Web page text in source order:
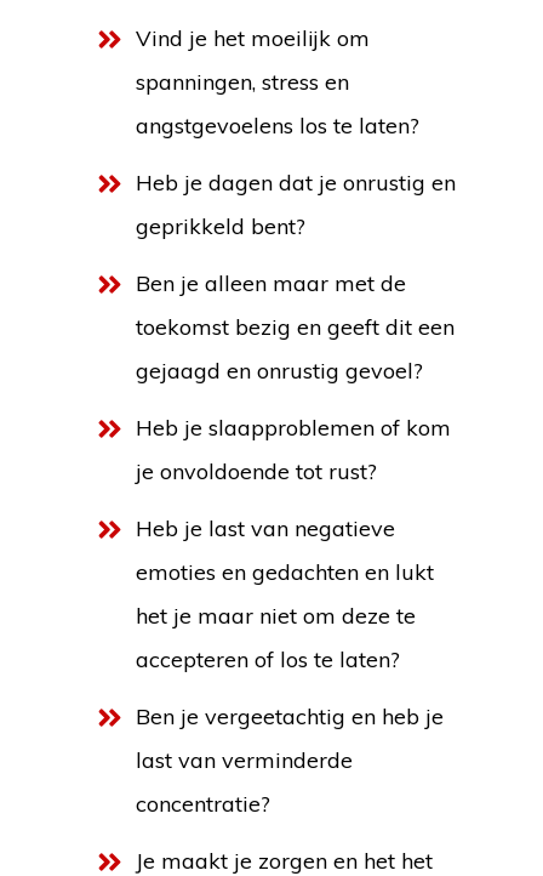
Vind je het moeilijk om
spanningen, stress en
angstgevoelens los te laten?
Heb je dagen dat je onrustig en
geprikkeld bent?
Ben je alleen maar met de
toekomst bezig en geeft dit een
gejaagd en onrustig gevoel?
Heb je slaapproblemen of kom
je onvoldoende tot rust?
Heb je last van negatieve
emoties en gedachten en lukt
het je maar niet om deze te
accepteren of los te laten?
Ben je vergeetachtig en heb je
last van verminderde
concentratie?
Je maakt je zorgen en het het